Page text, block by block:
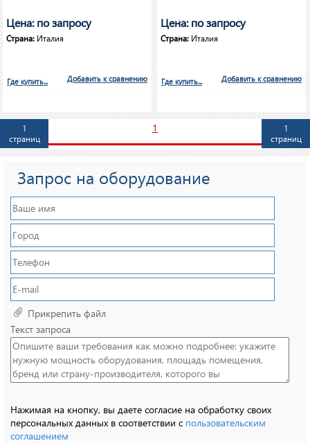
Цена: по запросу
Страна: Италия
Добавить к сравнению
Где купить...
Цена: по запросу
Страна: Италия
Добавить к сравнению
Где купить...
1
страниц
1
страниц
1
Запрос на оборудование
Прикрепить файл
Текст запроса
Нажимая на кнопку, вы даете согласие на обработку своих
персональных данных в соответствии с пользовательским
соглашением